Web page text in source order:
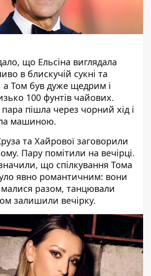
що Ельсіна виглядала
в блискучій сукні та
а Том був дуже щедрим і
100 фунтів чайових.
пара пішла через чорний хід і
машиною.
та Хайрової заговорили
Пару помітили на вечірці.
що спілкування Тома
явно романтичним: вони
разом, танцювали
залишили вечірку.